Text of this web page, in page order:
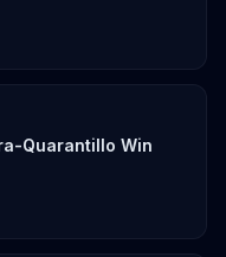
Quarantillo Win